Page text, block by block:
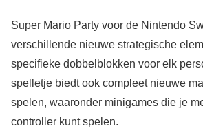
Super Mario Party voor de Nintendo
verschillende nieuwe strategische
specifieke dobbelblokken voor elk
spelletje biedt ook compleet nieuwe
spelen, waaronder minigames die je
controller kunt spelen.